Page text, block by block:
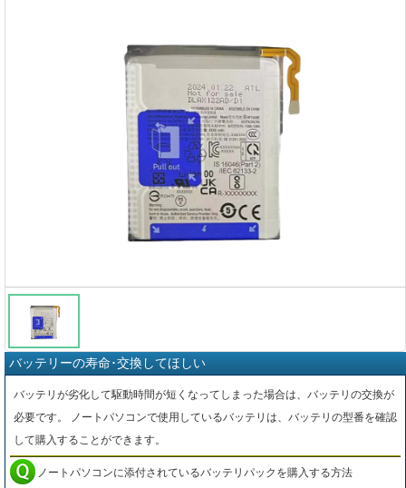
バッテリーの寿命･交換してほしい
バッテリが劣化して駆動時間が短くなってしまった場合は、バッテリの交換が
必要です。 ノートパソコンで使用しているバッテリは、バッテリの型番を確認
して購入することができます。
ノートパソコンに添付されているバッテリパックを購入する方法